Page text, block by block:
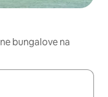
bungalove na
ih pregledati